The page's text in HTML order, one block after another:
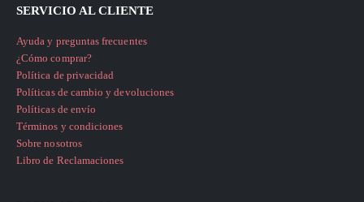
SERVICIO AL CLIENTE
Ayuda y preguntas frecuentes
¿Cómo comprar?
Política de privacidad
Políticas de cambio y devoluciones
Políticas de envío
Términos y condiciones
Sobre nosotros
Libro de Reclamaciones